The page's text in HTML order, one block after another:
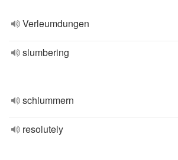
Verleumdungen
slumbering
schlummern
resolutely